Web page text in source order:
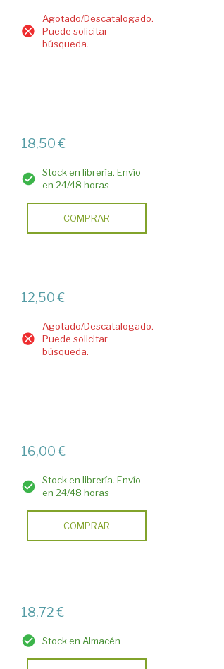
Agotado/Descatalogado.
Puede solicitar
búsqueda.
18,50 €
Stock en librería. Envío
en 24/48 horas
COMPRAR
12,50 €
Agotado/Descatalogado.
Puede solicitar
búsqueda.
16,00 €
Stock en librería. Envío
en 24/48 horas
COMPRAR
18,72 €
Stock en Almacén